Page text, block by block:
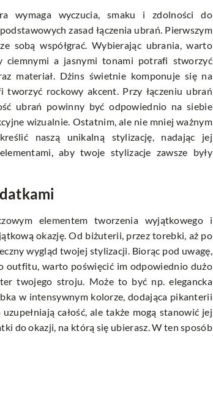
wymaga wyczucia, smaku i zdolności do
zasad łączenia ubrań. Pierwszym
sobą współgrać. Wybierając ubrania, warto
ciemnymi a jasnymi tonami potrafi stworzyć
materiał. Dżins świetnie komponuje się na
rockowy akcent. Przy łączeniu ubrań
ubrań powinny być odpowiednio na siebie
wizualnie. Ostatnim, ale nie mniej ważnym
naszą unikalną stylizację, nadając jej
aby twoje stylizacje zawsze były
elementem tworzenia wyjątkowego i
okazję. Od biżuterii, przez torebki, aż po
wygląd twojej stylizacji. Biorąc pod uwagę,
outfitu, warto poświęcić im odpowiednio dużo
twojego stroju. Może to być np. elegancka
w intensywnym kolorze, dodająca pikanterii
całość, ale także mogą stanowić jej
do okazji, na którą się ubierasz. W ten sposób